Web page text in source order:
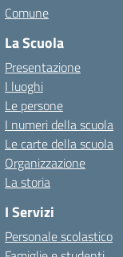
Comune
La Scuola
Presentazione
I luoghi
Le persone
I numeri della scuola
Le carte della scuola
Organizzazione
La storia
I Servizi
Personale scolastico